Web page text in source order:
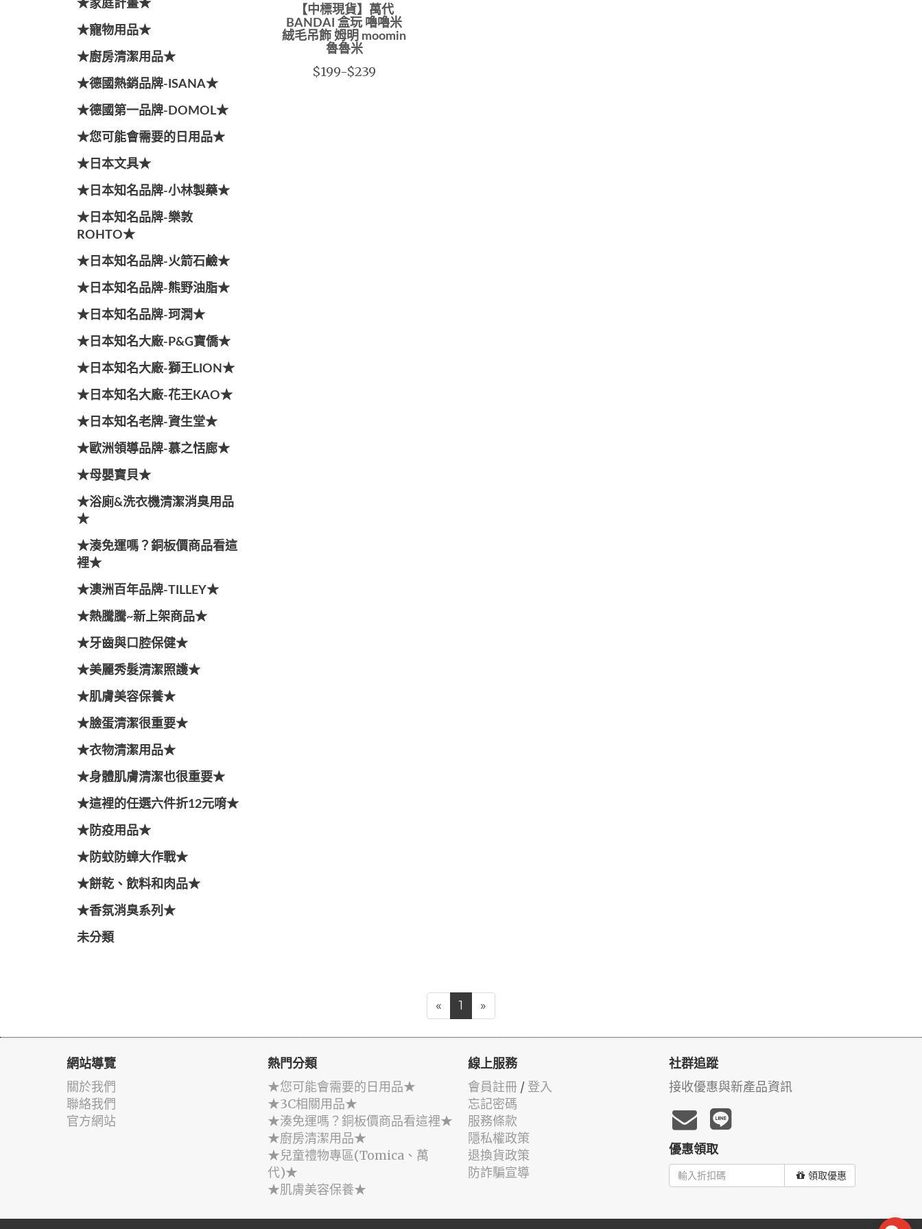
★家庭計畫★
★寵物用品★
★廚房清潔用品★
★德國熱銷品牌-ISANA★
★德國第一品牌-DOMOL★
★您可能會需要的日用品★
★日本文具★
★日本知名品牌-小林製藥★
★日本知名品牌-樂敦
ROHTO★
★日本知名品牌-火箭石鹼★
★日本知名品牌-熊野油脂★
★日本知名品牌-珂潤★
★日本知名大廠-P&G寶僑★
★日本知名大廠-獅王LION★
★日本知名大廠-花王KAO★
★日本知名老牌-資生堂★
★歐洲領導品牌-慕之恬廊★
★母嬰寶貝★
★浴廁&洗衣機清潔消臭用品
★
★湊免運嗎？銅板價商品看這
裡★
★澳洲百年品牌-TILLEY★
★熱騰騰~新上架商品★
★牙齒與口腔保健★
★美麗秀髮清潔照護★
★肌膚美容保養★
★臉蛋清潔很重要★
★衣物清潔用品★
★身體肌膚清潔也很重要★
★這裡的任選六件折12元唷★
★防疫用品★
★防蚊防蟑大作戰★
★餅乾、飲料和肉品★
★香氛消臭系列★
未分類
【中標現貨】萬代
BANDAI 盒玩 嚕嚕米
絨毛吊飾 姆明 moomin
魯魯米
$199-$239
« 1 »
網站導覽
關於我們
聯絡我們
官方網站
熱門分類
★您可能會需要的日用品★
★3C相關用品★
★湊免運嗎？銅板價商品看這裡★
★廚房清潔用品★
★兒童禮物專區(Tomica、萬
代)★
★肌膚美容保養★
線上服務
會員註冊 / 登入
忘記密碼
服務條款
隱私權政策
退換貨政策
防詐騙宣導
社群追蹤
接收優惠與新產品資訊
優惠領取
領取優惠